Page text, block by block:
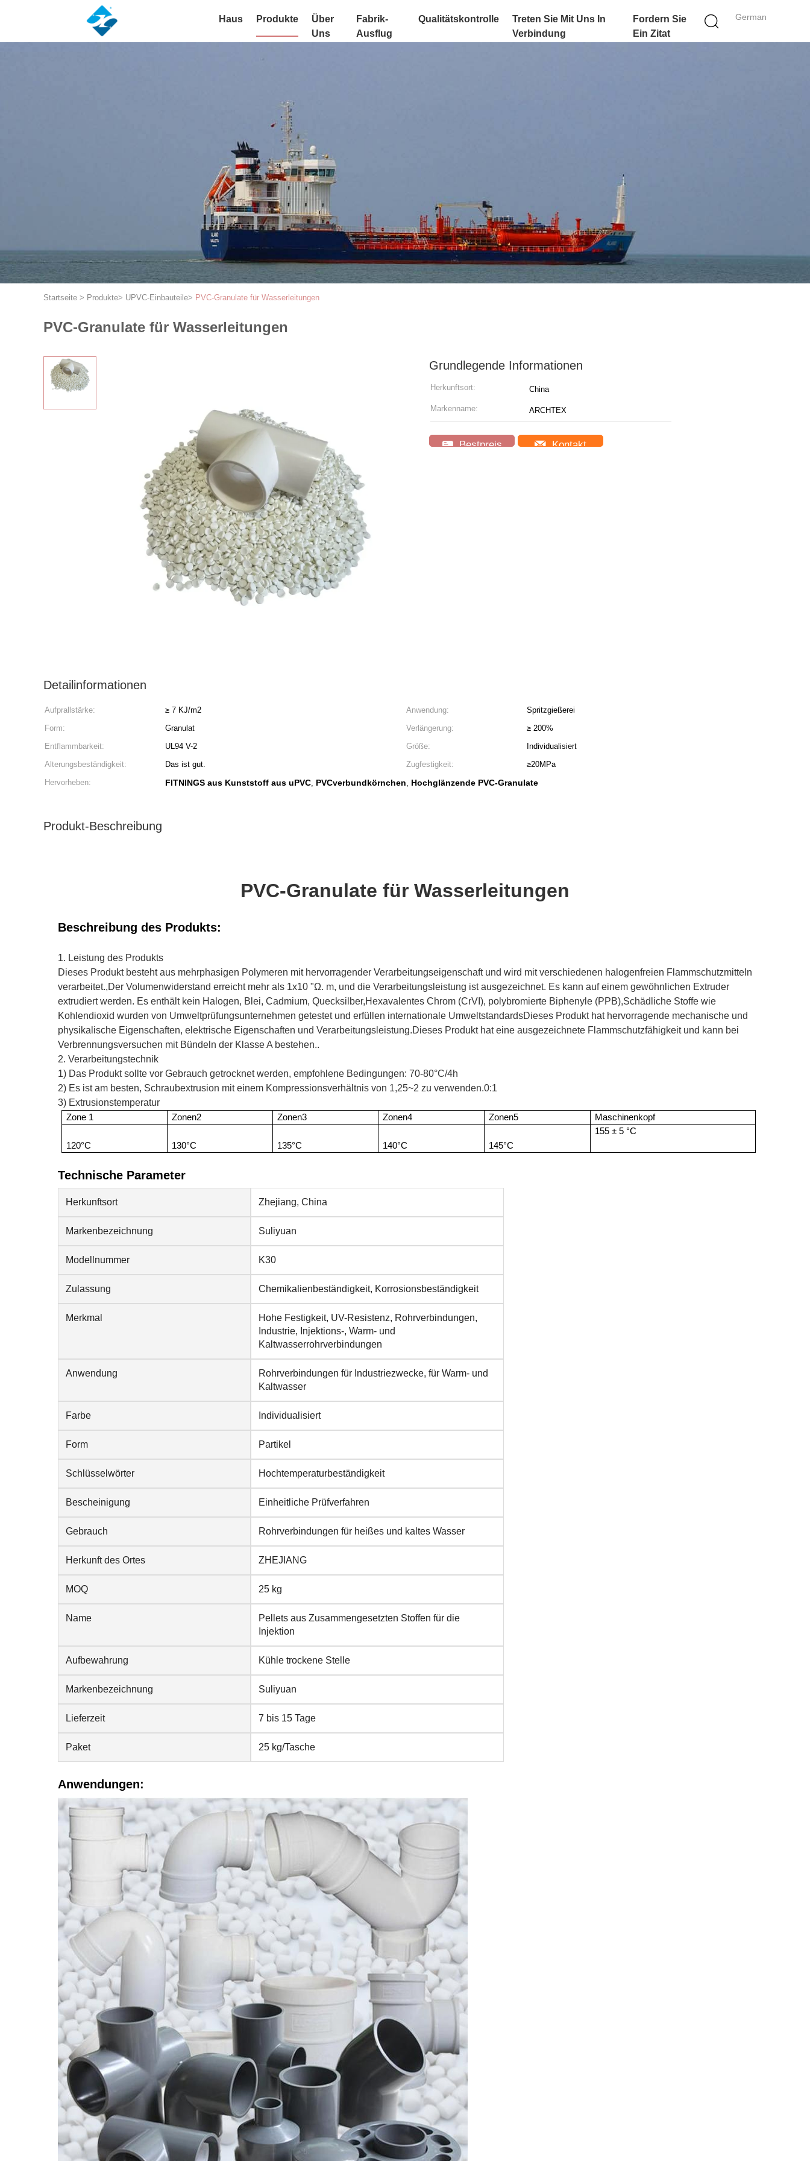
German
Haus Produkte
Über
Uns
Fabrik-
Ausflug
Qualitätskontrolle
Treten Sie Mit Uns In
Verbindung
Fordern Sie
Ein Zitat
Startseite > Produkte> UPVC-Einbauteile> PVC-Granulate für Wasserleitungen
PVC-Granulate für Wasserleitungen
Grundlegende Informationen
Herkunftsort: China
Markenname: ARCHTEX
Bestpreis Kontakt
Detailinformationen
Aufprallstärke: ≥ 7 KJ/m2 Anwendung:
Spritzgießerei
Form:
Granulat Verlängerung:
≥ 200%
Entflammbarkeit:
UL94 V-2 Größe:
Individualisiert
Alterungsbeständigkeit:
Das ist gut. Zugfestigkeit:
≥20MPa
Hervorheben:
FITNINGS aus Kunststoff aus uPVC, PVCverbundkörnchen, Hochglänzende PVC-Granulate
Produkt-Beschreibung
PVC-Granulate für Wasserleitungen
Beschreibung des Produkts:
1. Leistung des Produkts
Dieses Produkt besteht aus mehrphasigen Polymeren mit hervorragender Verarbeitungseigenschaft und wird mit verschiedenen halogenfreien Flammschutzmitteln
verarbeitet.,Der Volumenwiderstand erreicht mehr als 1x10 "Ω. m, und die Verarbeitungsleistung ist ausgezeichnet. Es kann auf einem gewöhnlichen Extruder
extrudiert werden. Es enthält kein Halogen, Blei, Cadmium, Quecksilber,Hexavalentes Chrom (CrVI), polybromierte Biphenyle (PPB),Schädliche Stoffe wie
Kohlendioxid wurden von Umweltprüfungsunternehmen getestet und erfüllen internationale UmweltstandardsDieses Produkt hat hervorragende mechanische und
physikalische Eigenschaften, elektrische Eigenschaften und Verarbeitungsleistung.Dieses Produkt hat eine ausgezeichnete Flammschutzfähigkeit und kann bei
Verbrennungsversuchen mit Bündeln der Klasse A bestehen..
2. Verarbeitungstechnik
1) Das Produkt sollte vor Gebrauch getrocknet werden, empfohlene Bedingungen: 70-80°C/4h
2) Es ist am besten, Schraubextrusion mit einem Kompressionsverhältnis von 1,25~2 zu verwenden.0:1
3) Extrusionstemperatur
Zone 1 Zonen2 Zonen3 Zonen4 Zonen5 Maschinenkopf
120°C 130°C 135°C 140°C 145°C
155 ± 5 °C
Technische Parameter
Herkunftsort Zhejiang, China
Markenbezeichnung Suliyuan
Modellnummer K30
Zulassung Chemikalienbeständigkeit, Korrosionsbeständigkeit
Merkmal
Hohe Festigkeit, UV-Resistenz, Rohrverbindungen,
Industrie, Injektions-, Warm- und
Kaltwasserrohrverbindungen
Anwendung
Rohrverbindungen für Industriezwecke, für Warm- und
Kaltwasser
Farbe Individualisiert
Form Partikel
Schlüsselwörter Hochtemperaturbeständigkeit
Bescheinigung Einheitliche Prüfverfahren
Gebrauch Rohrverbindungen für heißes und kaltes Wasser
Herkunft des Ortes ZHEJIANG
MOQ 25 kg
Name
Pellets aus Zusammengesetzten Stoffen für die
Injektion
Aufbewahrung Kühle trockene Stelle
Markenbezeichnung Suliyuan
Lieferzeit 7 bis 15 Tage
Paket 25 kg/Tasche
Anwendungen: